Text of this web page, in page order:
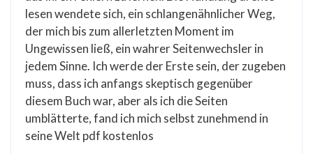
lesen wendete sich, ein schlangenähnlicher Weg,
der mich bis zum allerletzten Moment im
Ungewissen ließ, ein wahrer Seitenwechsler in
jedem Sinne. Ich werde der Erste sein, der zugeben
muss, dass ich anfangs skeptisch gegenüber
diesem Buch war, aber als ich die Seiten
umblätterte, fand ich mich selbst zunehmend in
seine Welt pdf kostenlos